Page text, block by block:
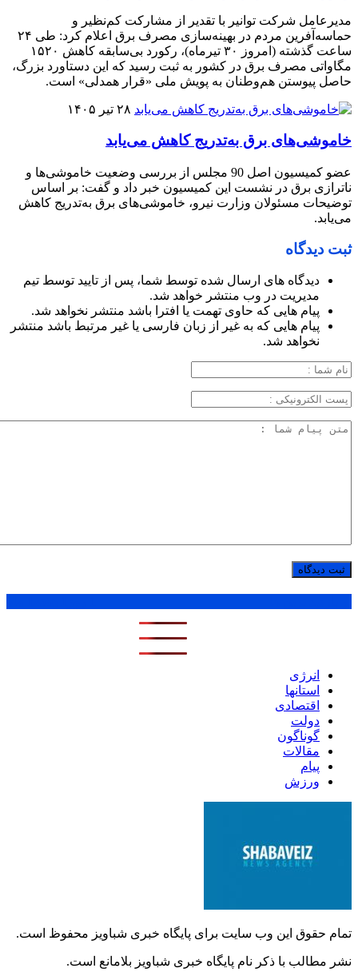
مدیرعامل شرکت توانیر با تقدیر از مشارکت کم‌نظیر و
حماسه‌آفرین مردم در بهینه‌سازی مصرف برق اعلام کرد: طی ۲۴
ساعت گذشته (امروز ۳۰ تیرماه)، رکورد بی‌سابقه کاهش ۱۵۲۰
مگاواتی مصرف برق در کشور به ثبت رسید که این دستاورد بزرگ،
حاصل پیوستن هم‌وطنان به پویش ملی «قرار همدلی» است.
۲۸ تیر ۱۴۰۵
خاموشی‌های برق به‌تدریج کاهش می‌یابد
عضو کمیسیون اصل 90 مجلس از بررسی وضعیت خاموشی‌ها و
ناترازی برق در نشست این کمیسیون خبر داد و گفت: بر اساس
توضیحات مسئولان وزارت نیرو، خاموشی‌های برق به‌تدریج کاهش
می‌یابد.
ثبت دیدگاه
دیدگاه های ارسال شده توسط شما، پس از تایید توسط تیم
مدیریت در وب منتشر خواهد شد.
پیام هایی که حاوی تهمت یا افترا باشد منتشر نخواهد شد.
پیام هایی که به غیر از زبان فارسی یا غیر مرتبط باشد منتشر
نخواهد شد.
انرژی
استانها
اقتصادی
دولت
گوناگون
مقالات
پیام
ورزش
تمام حقوق این وب سایت برای پایگاه خبری شباویز محفوظ است.
نشر مطالب با ذکر نام پایگاه خبری شباویز بلامانع است.